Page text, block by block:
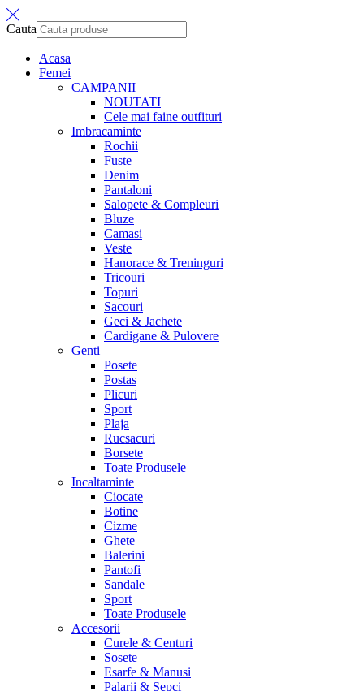
Cauta
Acasa
Femei
CAMPANII
NOUTATI
Cele mai faine outfituri
Imbracaminte
Rochii
Fuste
Denim
Pantaloni
Salopete & Compleuri
Bluze
Camasi
Veste
Hanorace & Treninguri
Tricouri
Topuri
Sacouri
Geci & Jachete
Cardigane & Pulovere
Genti
Posete
Postas
Plicuri
Sport
Plaja
Rucsacuri
Borsete
Toate Produsele
Incaltaminte
Ciocate
Botine
Cizme
Ghete
Balerini
Pantofi
Sandale
Sport
Toate Produsele
Accesorii
Curele & Centuri
Sosete
Esarfe & Manusi
Palarii & Sepci